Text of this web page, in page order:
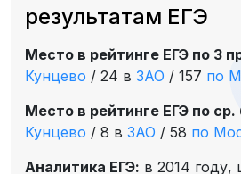
результатам ЕГЭ
Место в рейтинге ЕГЭ по 3
Кунцево / 24 в ЗАО / 157 по
Место в рейтинге ЕГЭ по ср.
Кунцево / 8 в ЗАО / 58 по
Аналитика ЕГЭ: в 2014 году,